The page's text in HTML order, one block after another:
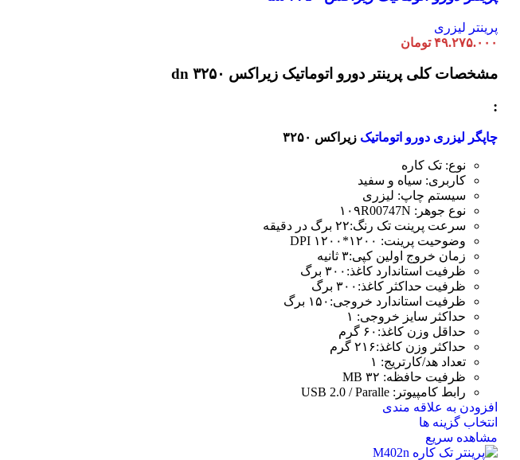
ها
است
در
انتخاب
شوند
پرینتر لیزری
۴۹.۲۷۵.۰۰۰ تومان
مشخصات کلی پرینتر دورو اتوماتیک زیراکس dn ۳۲۵۰
:
چاپگر لیزری دورو اتوماتیک زیراکس ۳۲۵۰
نوع: تک کاره
کاربری: سیاه و سفید
سیستم چاپ: لیزری
نوع جوهر: ۱۰۹R00747N
سرعت پرینت تک رنگ:۲۲ برگ در دقیقه
وضوحیت پرینت: ۱۲۰۰*۱۲۰۰ DPI
زمان خروج اولین کپی:۳ ثانیه
ظرفیت استاندارد کاغذ:۳۰۰ برگ
ظرفیت حداکثر کاغذ:۳۰۰ برگ
ظرفیت استاندارد خروجی:۱۵۰ برگ
حداکثر سایز خروجی: ۱
حداقل وزن کاغذ:۶۰ گرم
حداکثر وزن کاغذ:۲۱۶ گرم
تعداد هد/کارتریج: ۱
ظرفیت حافظه: ۳۲ MB
رابط کامپیوتر: USB 2.0 / Paralle
افزودن به علاقه مندی
انتخاب گزینه ها
دارای
مشاهده سریع